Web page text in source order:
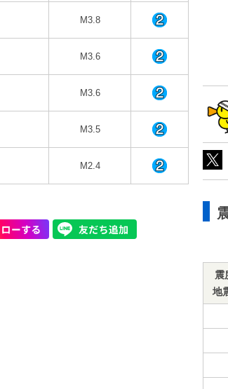
M3.8
M3.6
M3.6
M3.5
M2.4
震
地